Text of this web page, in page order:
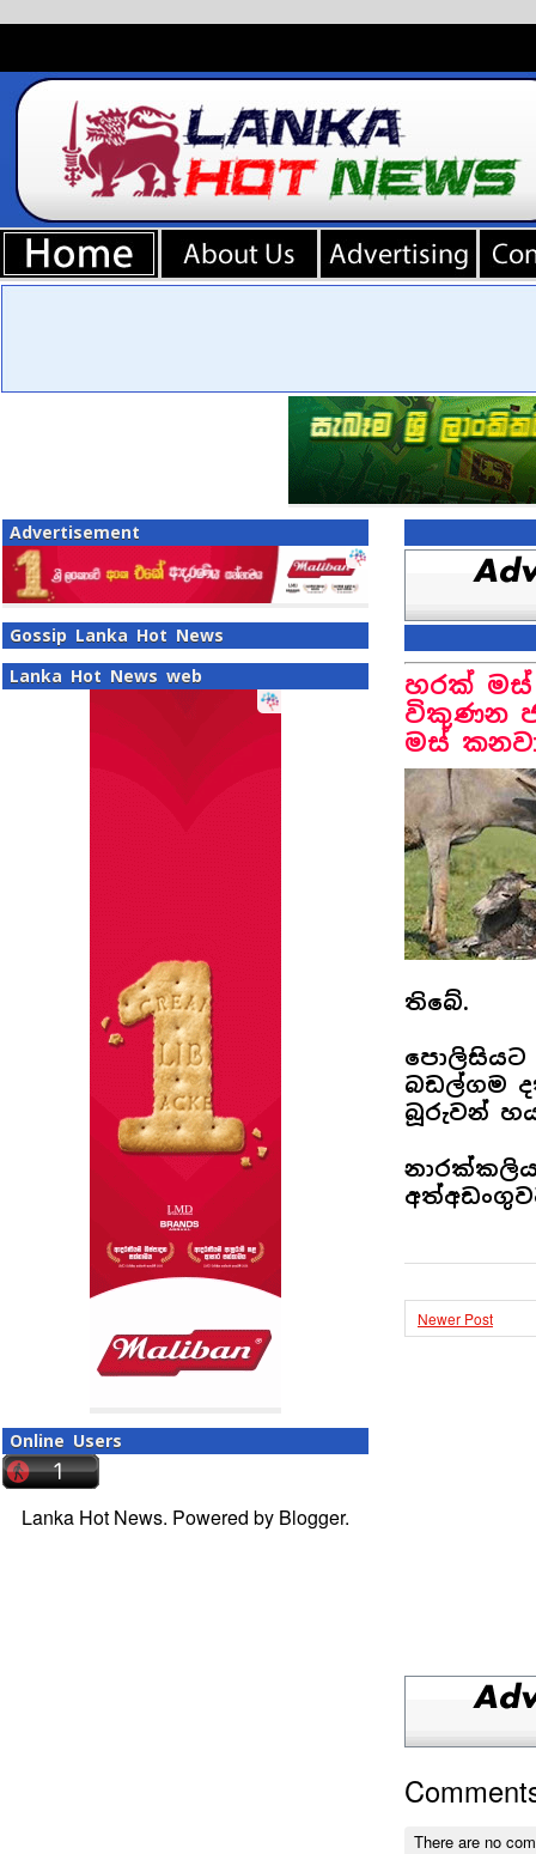
Advertisement
Gossip Lanka Hot News
Lanka Hot News web
Online Users
Lanka Hot News. Powered by Blogger.
හරක් මස්
විකුණන
මස්
තිබේ.
පොලිසියට
බඩල්ගම
බූරුවන් හය
Newer Post
There are no